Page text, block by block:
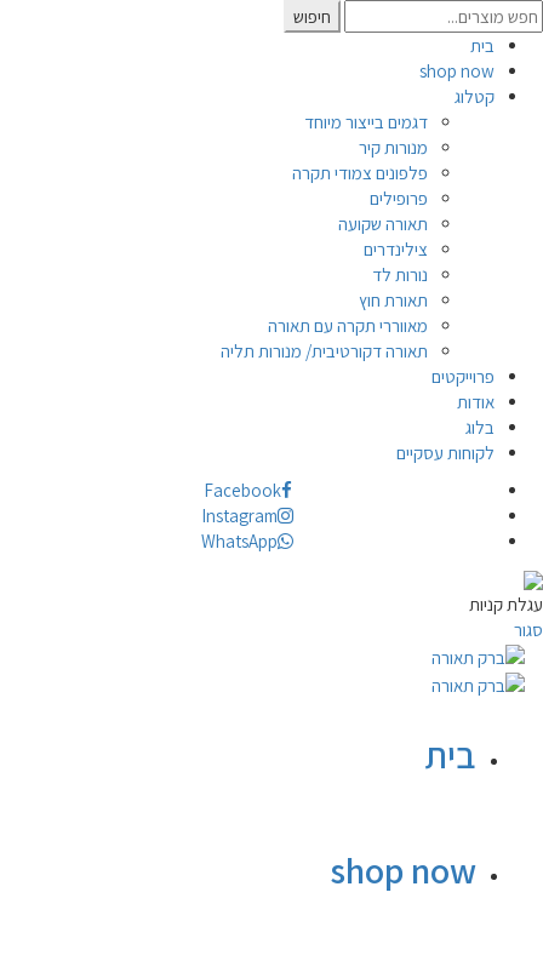
Search
for:
חיפוש
בית
shop now
קטלוג
דגמים בייצור מיוחד
מנורות קיר
פלפונים צמודי תקרה
פרופילים
תאורה שקועה
צילינדרים
נורות לד
תאורת חוץ
מאווררי תקרה עם תאורה
תאורה דקורטיבית/ מנורות תליה
פרוייקטים
אודות
בלוג
לקוחות עסקיים
Facebook
Instagram
WhatsApp
עגלת קניות
סגור
בית
shop now